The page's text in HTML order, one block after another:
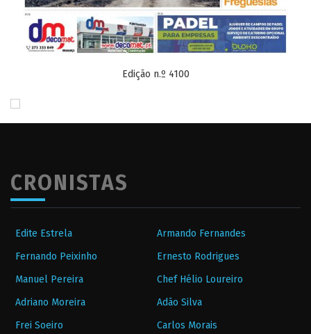
Edição n.º 4100
CRONISTAS
Edite Estrela
Armando Fernandes
Fernando Peixinho
Ernesto Rodrigues
Manuel Pereira
Chef Hélio Loureiro
Adriano Moreira
Adão Silva
Frei Soeiro
Carlos Morais